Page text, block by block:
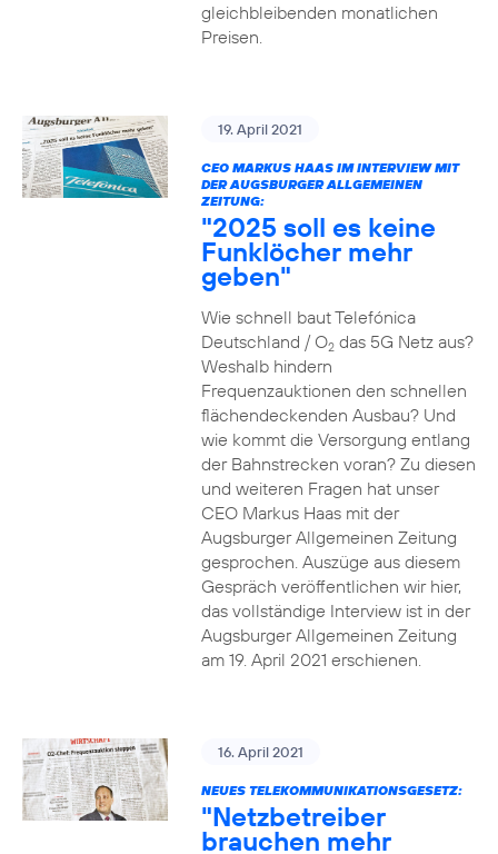
gleichbleibenden monatlichen
Preisen.
19. April 2021
CEO MARKUS HAAS IM INTERVIEW MIT
DER AUGSBURGER ALLGEMEINEN
ZEITUNG:
"2025 soll es keine
Funklöcher mehr
geben"
Wie schnell baut Telefónica
Deutschland / O2das 5G Netz aus?
Weshalb hindern
Frequenzauktionen den schnellen
flächendeckenden Ausbau? Und
wie kommt die Versorgung entlang
der Bahnstrecken voran? Zu diesen
und weiteren Fragen hat unser
CEO Markus Haas mit der
Augsburger Allgemeinen Zeitung
gesprochen. Auszüge aus diesem
Gespräch veröffentlichen wir hier,
das vollständige Interview ist in der
Augsburger Allgemeinen Zeitung
am 19. April 2021 erschienen.
16. April 2021
NEUES TELEKOMMUNIKATIONSGESETZ:
"Netzbetreiber
brauchen mehr